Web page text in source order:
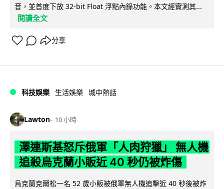
音，並首度下放 32-bit Float 浮點內錄功能。本文經實測其...
閱讀全文
分享
科技娛樂 生活娛樂 城中熱話
Lawton 10 小時
澤連斯基怒斥俄軍「人肉狩獵」 無人機
追殺烏克蘭小販近 40 秒仍被炸傷
烏克蘭克爾松一名 52 歲小販被俄軍無人機追擊近 40 秒後被炸